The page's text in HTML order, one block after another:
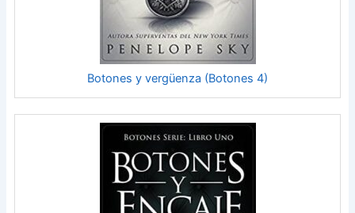
Botones y vergüenza (Botones 4)